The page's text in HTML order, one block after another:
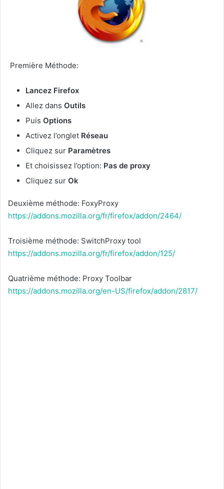
Première Méthode:
Lancez Firefox
Allez dans Outils
Puis Options
Activez l’onglet Réseau
Cliquez sur Paramètres
Et choisissez l’option: Pas de proxy
Cliquez sur Ok
Deuxième méthode: FoxyProxy
https://addons.mozilla.org/fr/firefox/addon/2464/
Troisième méthode: SwitchProxy tool
https://addons.mozilla.org/fr/firefox/addon/125/
Quatrième méthode: Proxy Toolbar
https://addons.mozilla.org/en-US/firefox/addon/2817/